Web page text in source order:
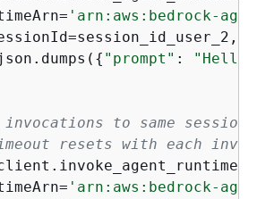
'arn:aws:bedrock-
{ "prompt" :
"Hello
invocations to same
resets with each
'arn:aws:bedrock-